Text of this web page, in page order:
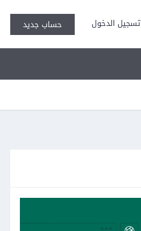
تسجيل الدخول حساب جديد